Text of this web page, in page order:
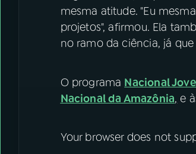
mesma atitude. "Eu
projetos", afirmou. Ela
no ramo da ciência, já
O programa Nacional
Nacional da Amazônia, e
Your browser does not